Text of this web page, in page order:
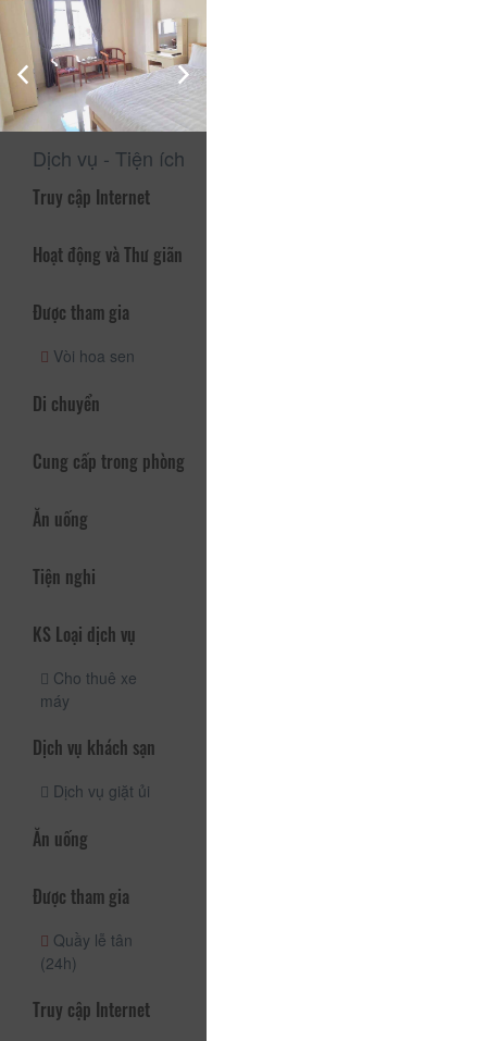
Lễ tân trực 24/24h và các tiện ích miễn phí khác. Có thể nói
đây là một trong những khách sạn tại Đà Lạt có vị trí thuận
lợi và hệ thống phòng mới xây sạch sẽ, sang trọng và tiện
nghi.
Dịch vụ - Tiện ích
Truy cập Internet
Hoạt động và Thư giãn
Được tham gia
Vòi hoa sen
Di chuyển
Cung cấp trong phòng
Ăn uống
Tiện nghi
KS Loại dịch vụ
Cho thuê xe
máy
Dịch vụ khách sạn
Dịch vụ giặt ủi
Ăn uống
Được tham gia
Quầy lễ tân
(24h)
Truy cập Internet